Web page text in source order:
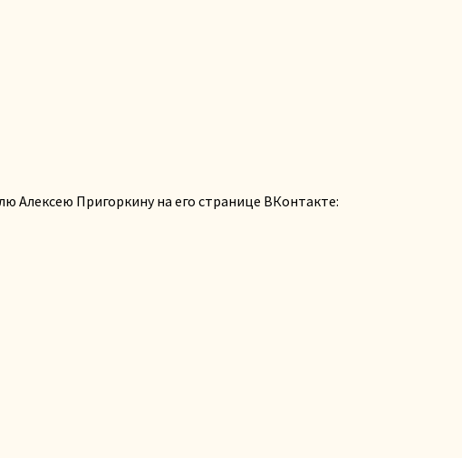
Алексею Пригоркину на его странице ВКонтакте: